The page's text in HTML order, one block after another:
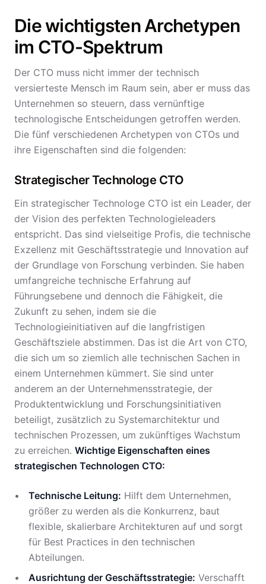
Die wichtigsten Archetypen
im CTO-Spektrum
Der CTO muss nicht immer der technisch
versierteste Mensch im Raum sein, aber er muss das
Unternehmen so steuern, dass vernünftige
technologische Entscheidungen getroffen werden.
Die fünf verschiedenen Archetypen von CTOs und
ihre Eigenschaften sind die folgenden:
Strategischer Technologe CTO
Ein strategischer Technologe CTO ist ein Leader, der
der Vision des perfekten Technologieleaders
entspricht. Das sind vielseitige Profis, die technische
Exzellenz mit Geschäftsstrategie und Innovation auf
der Grundlage von Forschung verbinden. Sie haben
umfangreiche technische Erfahrung auf
Führungsebene und dennoch die Fähigkeit, die
Zukunft zu sehen, indem sie die
Technologieinitiativen auf die langfristigen
Geschäftsziele abstimmen. Das ist die Art von CTO,
die sich um so ziemlich alle technischen Sachen in
einem Unternehmen kümmert. Sie sind unter
anderem an der Unternehmensstrategie, der
Produktentwicklung und Forschungsinitiativen
beteiligt, zusätzlich zu Systemarchitektur und
technischen Prozessen, um zukünftiges Wachstum
zu erreichen. Wichtige Eigenschaften eines
strategischen Technologen CTO:
Technische Leitung: Hilft dem Unternehmen,
größer zu werden als die Konkurrenz, baut
flexible, skalierbare Architekturen auf und sorgt
für Best Practices in den technischen
Abteilungen.
Ausrichtung der Geschäftsstrategie: Verschafft